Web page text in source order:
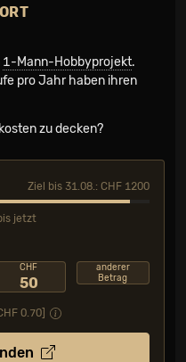
1-Mann-Hobbyprojekt.
pro Jahr haben ihren
zu decken?
Ziel bis 31.08.: CHF 1200
jetzt
CHF
50
anderer
Betrag
0.70